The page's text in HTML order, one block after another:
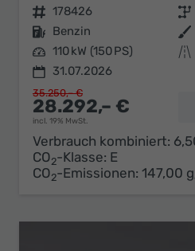
Fahrzeugnr. 178426 Getriebe
Kraftstoff Benzin Außenfarbe
Leistung 110 kW (150 PS) Kilometerstand
31.07.2026
28.292,– €
incl. 19% MwSt.
35.250,– €
Verbrauch kombiniert:
CO2-Klasse: E
CO2-Emissionen: 147,00